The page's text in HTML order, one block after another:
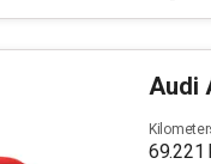
Audi
69.221